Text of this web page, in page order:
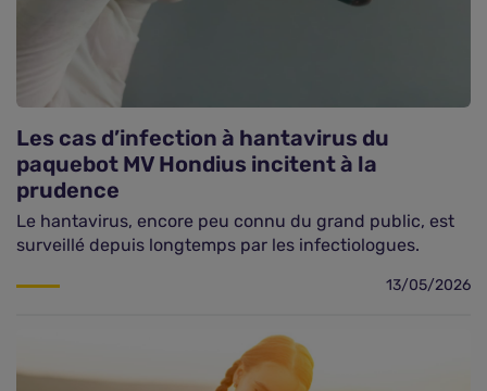
Les cas d’infection à hantavirus du
paquebot MV Hondius incitent à la
prudence
Le hantavirus, encore peu connu du grand public, est
surveillé depuis longtemps par les infectiologues.
13/05/2026